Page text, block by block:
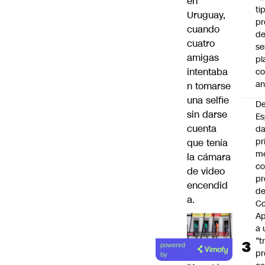
Uruguay,
cuando
cuatro
amigas
intentaba
n tomarse
una selfie
sin darse
cuenta
que tenía
la cámara
de video
encendid
a.
powered
by
de
a